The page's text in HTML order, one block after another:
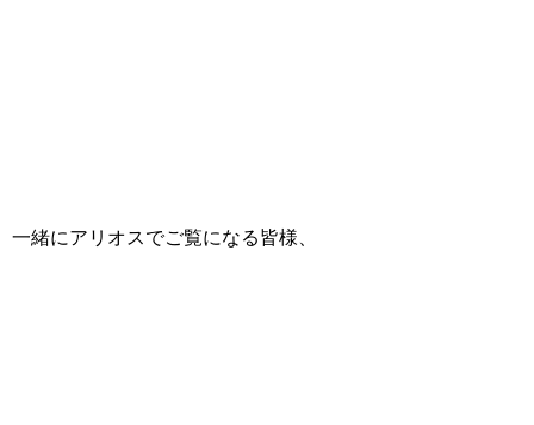
一緒にアリオスでご覧になる皆様、